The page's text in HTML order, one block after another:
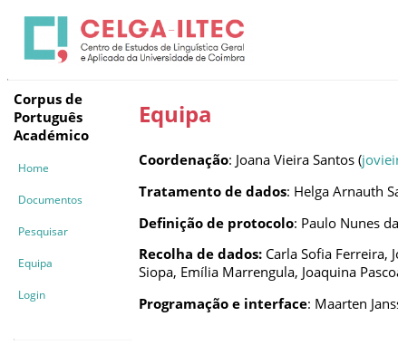
Corpus de
Português
Académico
Home
Documentos
Pesquisar
Equipa
Login
Equipa
Coordenação: Joana Vieira Santos (
Tratamento de dados: Helga Arnauth
Definição de protocolo: Paulo Nunes
Recolha de dados: Carla Sofia Ferreira,
Siopa, Emília Marrengula, Joaquina
Programação e interface: Maarten